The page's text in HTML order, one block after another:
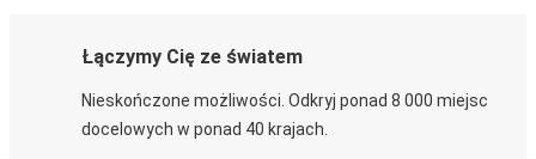
Łączymy Cię ze światem
Nieskończone możliwości. Odkryj ponad 8 000 miejsc
docelowych w ponad 40 krajach.